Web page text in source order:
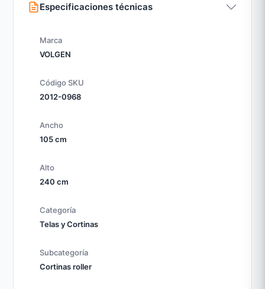
Especificaciones técnicas
Marca
VOLGEN
Código SKU
2012-0968
Ancho
105 cm
Alto
240 cm
Categoría
Telas y Cortinas
Subcategoría
Cortinas roller